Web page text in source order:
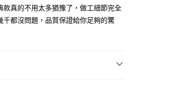
含以上)免運費
款真的不用太多猶豫了，做工細節完全
千都沒問題，品質保證給你足夠的驚